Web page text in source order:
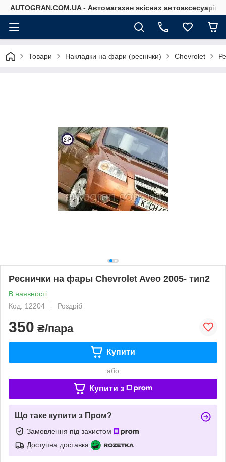
AUTOGRAN.COM.UA - Автомагазин якісних автоаксесуарів
Товари Накладки на фари (реснічки) Chevrolet
Реснички на фары Chevrolet Aveo 2005- тип2
В наявності
Код: 12204
Роздріб
350 ₴/пара
Купити
або
Купити з
Що таке купити з Пром?
Замовлення під захистом
Доступна доставка